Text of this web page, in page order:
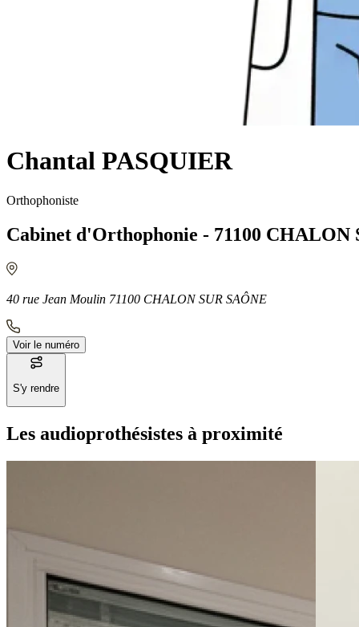
Chantal PASQUIER
Orthophoniste
Cabinet d'Orthophonie - 71100 CHALON
40 rue Jean Moulin 71100 CHALON SUR SAÔNE
Voir le numéro
S'y rendre
Les audioprothésistes à proximité